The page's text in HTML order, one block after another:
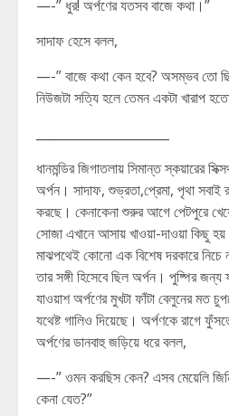
—-” ধুর! অর্পণের যতসব বাজে কথা।”
সাদাফ হেসে বলল,
—-” বাজে কথা কেন হবে? অসম্ভব তো
নিউজটা সত্যি হলে তেমন একটা খারাপ
ধানমন্ডির জিগাতলায় সিমান্ত স্কয়ারের
অর্পন। সাদাফ, শুভ্রতা,প্রেমা, পৃথা
করছে। কেনাকেনা শুরুর আগে পেটপুরে
সোজা এখানে আসায় খাওয়া-দাওয়া কিছু হয়
মাঝপথেই কোনো এক বিশেষ দরকারে
তার সঙ্গী হিসেবে ছিল অর্পন। পুষ্পির জন্য
যাওয়াশ অর্পণের মুখটা ফাঁটা বেলুনের মত
যথেষ্ট গালিও দিয়েছে। অর্পণকে রাগে
অর্পণের ডানবাহু জড়িয়ে ধরে বলল,
—-” ওমন করছিস কেন? এসব মেয়েলি
কেনা যেত?”